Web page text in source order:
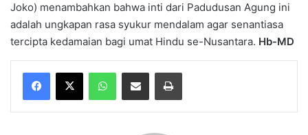
Joko) menambahkan bahwa inti dari Padudusan Agung ini
adalah ungkapan rasa syukur mendalam agar senantiasa
tercipta kedamaian bagi umat Hindu se-Nusantara. Hb-MD
WhatsAppShare via Email Print